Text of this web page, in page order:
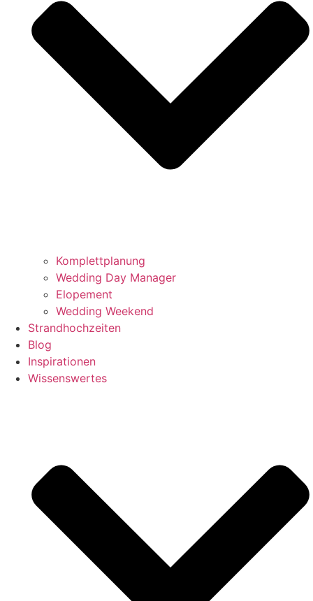
Komplettplanung
Wedding Day Manager
Elopement
Wedding Weekend
Strandhochzeiten
Blog
Inspirationen
Wissenswertes